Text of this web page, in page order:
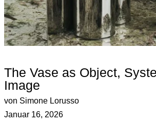
The Vase as Object,
Image
von Simone Lorusso
Januar 16, 2026